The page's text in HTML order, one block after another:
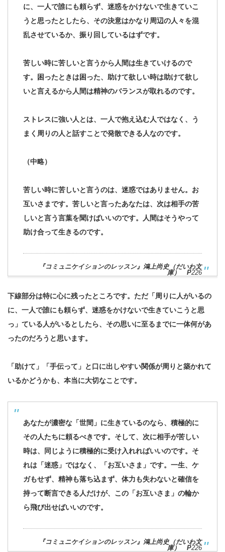
に、一人で誰にも頼らず、迷惑をかけないで生きていこ
うと思ったとしたら、その決意はかなり周辺の人々を混
乱させているか、振り回しているはずです。
苦しい時に苦しいと言うから人間は生きていけるので
す。困ったときは困った、助けて欲しい時は助けて欲し
いと言えるから人間は精神のバランスが取れるのです。
ストレスに強い人とは、一人で抱え込む人ではなく、う
まく周りの人と話すことで発散できる人なのです。
（中略）
苦しい時に苦しいと言うのは、迷惑ではありません。お
互いさまです。苦しいと言ったあなたは、次は相手の苦
しいと言う言葉を聞けばいいのです。人間はそうやって
助け合って生きるのです。
『コミュニケイションのレッスン』鴻上尚史（だいわ文
庫） P226
下線部分は特に心に残ったところです。ただ「周りに人がいるの
に、一人で誰にも頼らず、迷惑をかけないで生きていこうと思
っ」ている人がいるとしたら、その思いに至るまでに一体何があ
ったのだろうと思います。
「助けて」「手伝って」と口に出しやすい関係が周りと築かれて
いるかどうかも、本当に大切なことです。
あなたが濃密な「世間」に生きているのなら、積極的に
その人たちに頼るべきです。そして、次に相手が苦しい
時は、同じように積極的に受け入れればいいのです。そ
れは「迷惑」ではなく、「お互いさま」です。一生、ケ
ガもせず、精神も落ち込まず、体力も失わないと確信を
持って断言できる人だけが、この「お互いさま」の輪か
ら飛び出せばいいのです。
『コミュニケイションのレッスン』鴻上尚史（だいわ文
庫） P226